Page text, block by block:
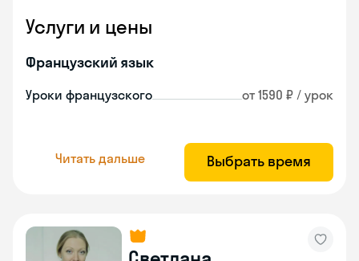
Услуги и цены
Французский язык
Уроки французского от 1590 ₽ / урок
Читать дальше Выбрать время